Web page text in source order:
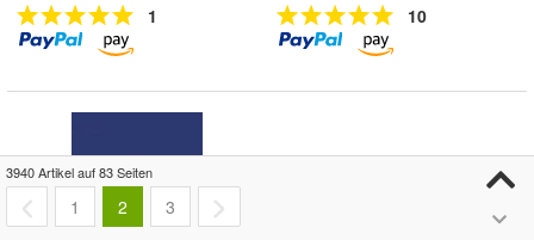
1 10
3940 Artikel auf 83 Seiten
1 2 3